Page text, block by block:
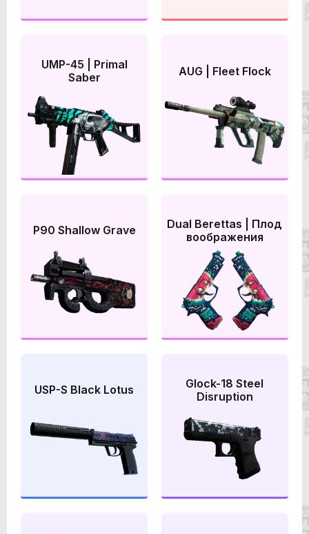
UMP-45 | Primal
Saber
AUG | Fleet Flock
P90 Shallow Grave
Dual Berettas | Плод
воображения
USP-S Black Lotus
Glock-18 Steel
Disruption